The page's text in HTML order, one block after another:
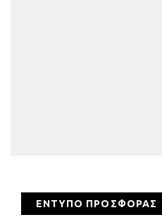
ΕΝΤΥΠΟ ΠΡΟΣΦΟΡΑΣ